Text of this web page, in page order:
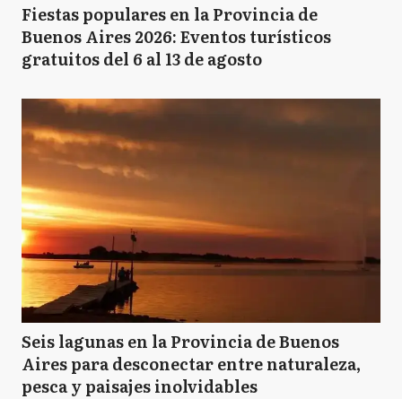
Fiestas populares en la Provincia de
Buenos Aires 2026: Eventos turísticos
gratuitos del 6 al 13 de agosto
Seis lagunas en la Provincia de Buenos
Aires para desconectar entre naturaleza,
pesca y paisajes inolvidables